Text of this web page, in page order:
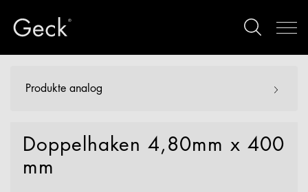
Produkte analog
Doppelhaken 4,80mm x 400
mm